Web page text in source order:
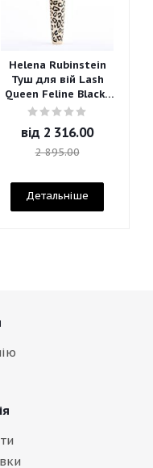
Helena Rubinstein
Туш для вій Lash
Queen Feline Blacks
Mascara
від 2 316.00
2 895.00
Детальніше